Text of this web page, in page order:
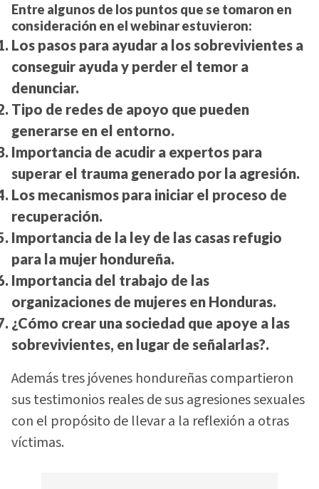
Entre algunos de los puntos que se tomaron en
consideración en el webinar estuvieron:
Los pasos para ayudar a los sobrevivientes a
conseguir ayuda y perder el temor a
denunciar.
Tipo de redes de apoyo que pueden
generarse en el entorno.
Importancia de acudir a expertos para
superar el trauma generado por la agresión.
Los mecanismos para iniciar el proceso de
recuperación.
Importancia de la ley de las casas refugio
para la mujer hondureña.
Importancia del trabajo de las
organizaciones de mujeres en Honduras.
¿Cómo crear una sociedad que apoye a las
sobrevivientes, en lugar de señalarlas?.
Además tres jóvenes hondureñas compartieron
sus testimonios reales de sus agresiones sexuales
con el propósito de llevar a la reflexión a otras
víctimas.